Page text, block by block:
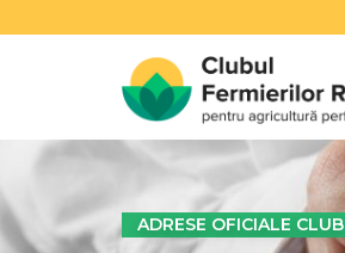
ADRESE OFICIALE CLUB